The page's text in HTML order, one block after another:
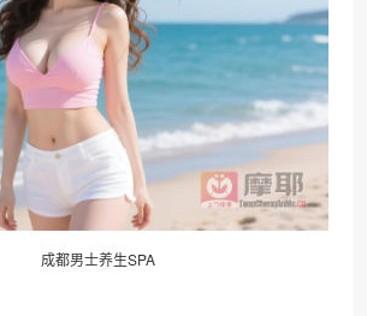
成都男士养生SPA